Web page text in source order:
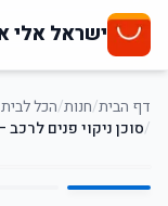
ישראל אלי
דף הבית/חנות/הכל לבית
/סוכן ניקוי פנים